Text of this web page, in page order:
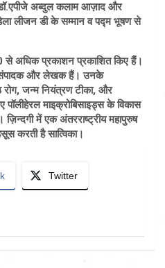
डॉ.एपीजे अब्दुल कलाम आज़ाद और
लीजन डी के सम्मान व पद्म भूषण से
से अधिक प्रकाशन प्रकाशित किए हैं।
संपादक और लेखक हैं। उनके
जन्म नियंत्रण टीका, और
माइक्रोबिसाइड्स के विकास
में एक अंतरराष्ट्रीय महापुरुष
करती है सात्विका।
Twitter